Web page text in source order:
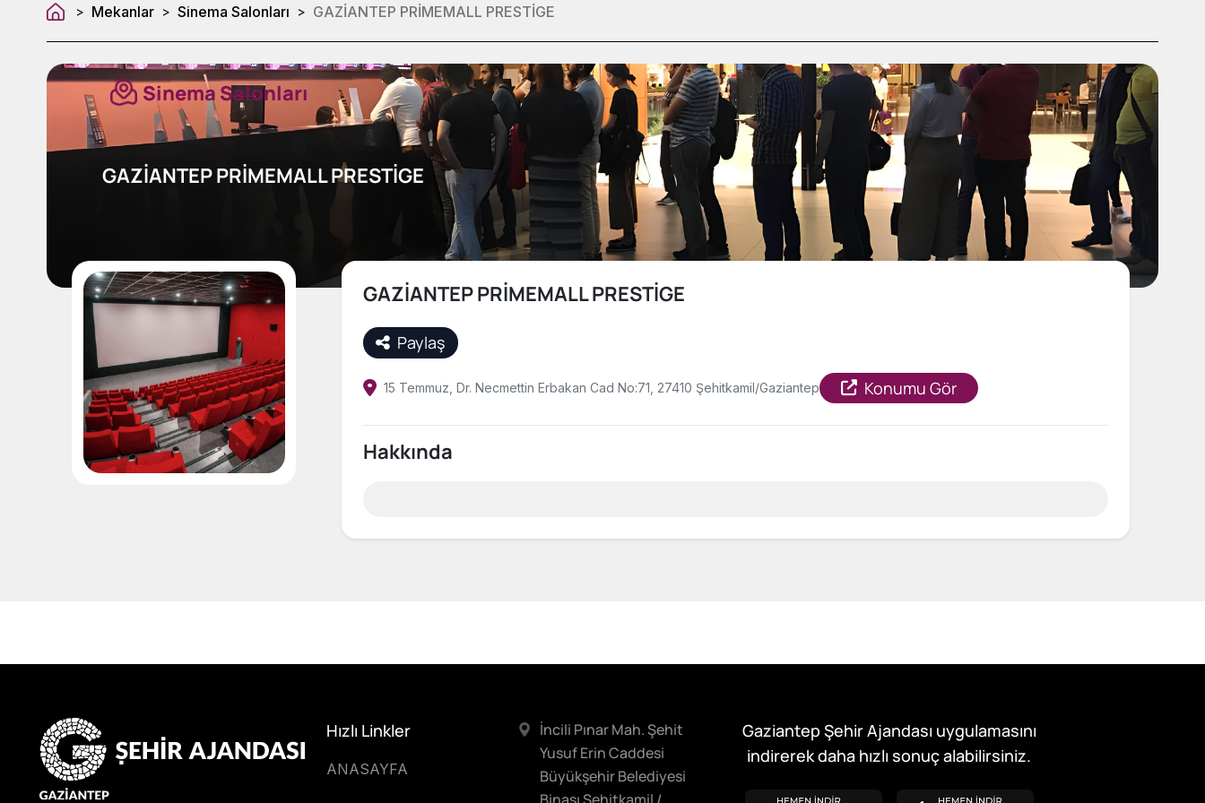
> Mekanlar > Sinema Salonları > GAZİANTEP PRİMEMALL PRESTİGE
Sinema Salonları
GAZİANTEP PRİMEMALL PRESTİGE
GAZİANTEP PRİMEMALL PRESTİGE
Paylaş
15 Temmuz, Dr. Necmettin Erbakan Cad No:71, 27410 Şehitkamil/Gaziantep Konumu Gör
Hakkında
Hızlı Linkler
ANASAYFA
İncili Pınar Mah. Şehit
Yusuf Erin Caddesi
Büyükşehir Belediyesi
Gaziantep Şehir Ajandası uygulamasını
indirerek daha hızlı sonuç alabilirsiniz.